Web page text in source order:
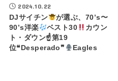
2024.10.22
DJサイチン
が選ぶ、70’s〜
90’s洋楽
ベスト30
カウン
ト・ダウン☝第19
位❝Desperado❞
Eagles